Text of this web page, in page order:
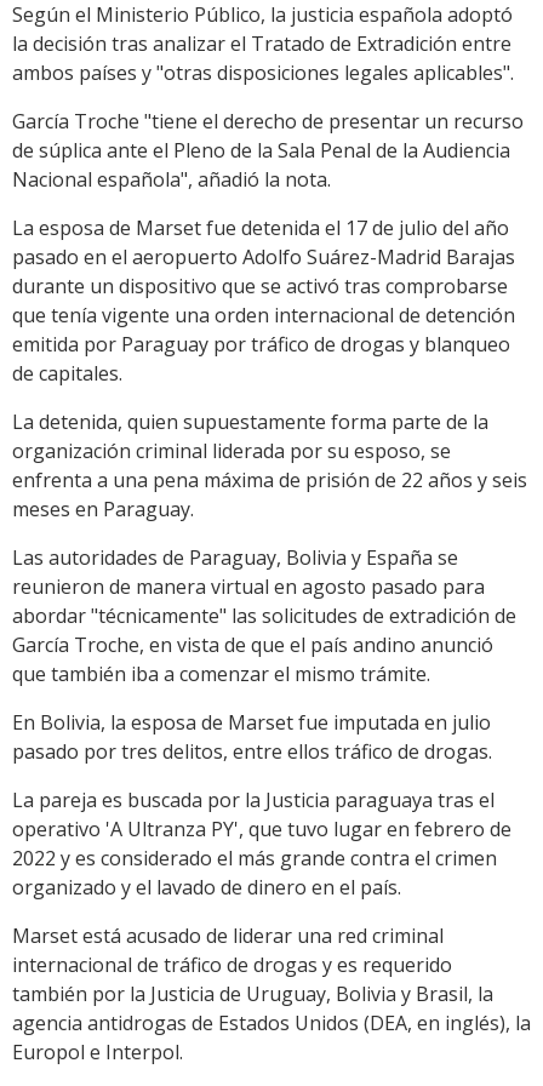
Según el Ministerio Público, la justicia española adoptó
la decisión tras analizar el Tratado de Extradición entre
ambos países y "otras disposiciones legales aplicables".
García Troche "tiene el derecho de presentar un recurso
de súplica ante el Pleno de la Sala Penal de la Audiencia
Nacional española", añadió la nota.
La esposa de Marset fue detenida el 17 de julio del año
pasado en el aeropuerto Adolfo Suárez-Madrid Barajas
durante un dispositivo que se activó tras comprobarse
que tenía vigente una orden internacional de detención
emitida por Paraguay por tráfico de drogas y blanqueo
de capitales.
La detenida, quien supuestamente forma parte de la
organización criminal liderada por su esposo, se
enfrenta a una pena máxima de prisión de 22 años y seis
meses en Paraguay.
Las autoridades de Paraguay, Bolivia y España se
reunieron de manera virtual en agosto pasado para
abordar "técnicamente" las solicitudes de extradición de
García Troche, en vista de que el país andino anunció
que también iba a comenzar el mismo trámite.
En Bolivia, la esposa de Marset fue imputada en julio
pasado por tres delitos, entre ellos tráfico de drogas.
La pareja es buscada por la Justicia paraguaya tras el
operativo 'A Ultranza PY', que tuvo lugar en febrero de
2022 y es considerado el más grande contra el crimen
organizado y el lavado de dinero en el país.
Marset está acusado de liderar una red criminal
internacional de tráfico de drogas y es requerido
también por la Justicia de Uruguay, Bolivia y Brasil, la
agencia antidrogas de Estados Unidos (DEA, en inglés), la
Europol e Interpol.